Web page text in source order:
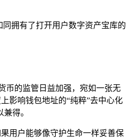
拥有了打开用户数字资产宝库的
币的监管日益加强，宛如一张无
影响钱包地址的“纯粹”去中心化
得。
用户能够像守护生命一样妥善保